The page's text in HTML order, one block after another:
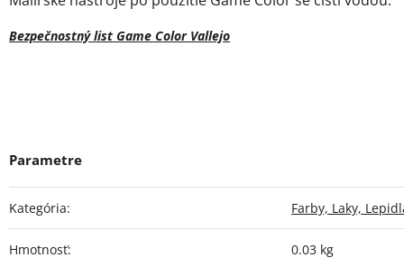
Bezpečnostný list Game Color Vallejo
Kategória: Farby, Laky,
Hmotnosť: 0.03 kg